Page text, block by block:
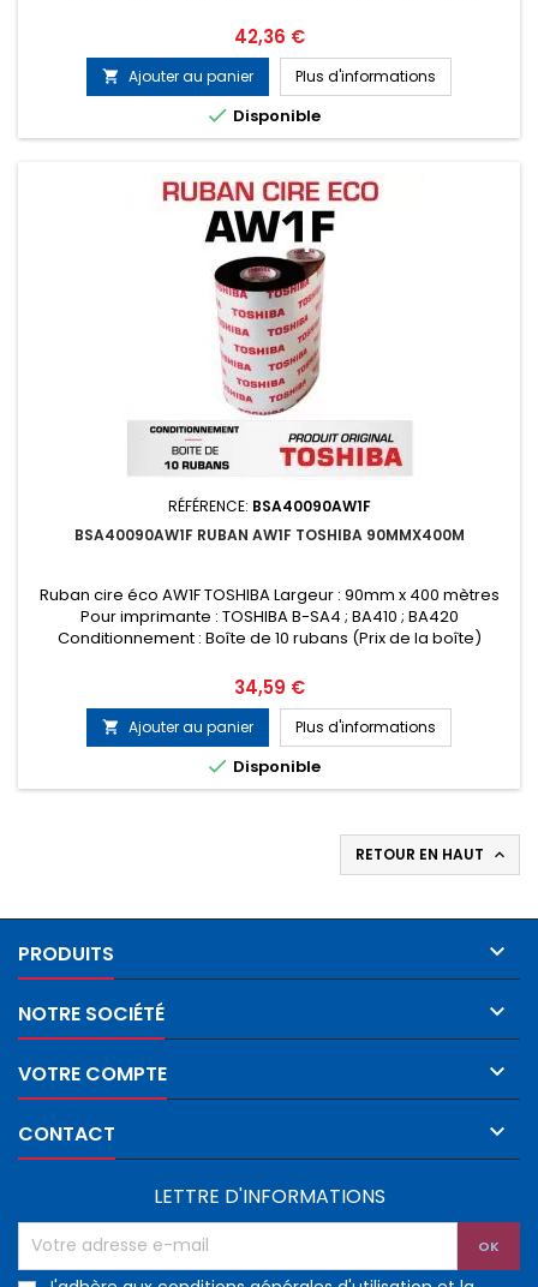
Prix
42,36 €
 Ajouter au panier Plus d'informations
 Disponible
RÉFÉRENCE: BSA40090AW1F
BSA40090AW1F RUBAN AW1F TOSHIBA 90MMX400M
Ruban cire éco AW1F TOSHIBA Largeur : 90mm x 400 mètres
Pour imprimante : TOSHIBA B-SA4 ; BA410 ; BA420
Conditionnement : Boîte de 10 rubans (Prix de la boîte)
Prix
34,59 €
 Ajouter au panier Plus d'informations
 Disponible
RETOUR EN HAUT 
PRODUITS 
NOTRE SOCIÉTÉ 
VOTRE COMPTE 
CONTACT 
LETTRE D'INFORMATIONS